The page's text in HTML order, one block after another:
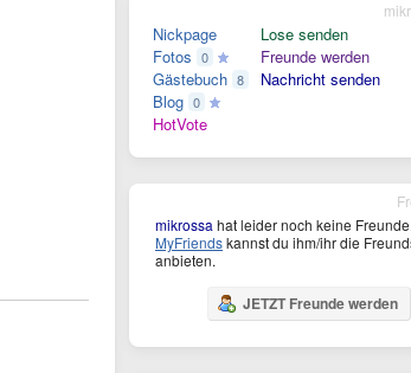
Nickpage
Fotos 0
Gästebuch 8
Blog 0
HotVote
Lose senden
Freunde werden
Nachricht senden
mikrossa hat leider noch keine
MyFriendskannst du ihm/ihr die
anbieten.
JETZT Freunde werden